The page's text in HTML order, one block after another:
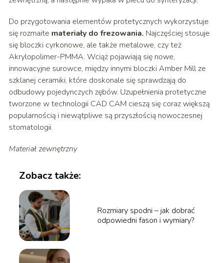
Do przygotowania elementów protetycznych wykorzystuje
się rozmaite materiały do frezowania. Najczęściej stosuje
się bloczki cyrkonowe, ale także metalowe, czy też
Akrylopolimer-PMMA. Wciąż pojawiają się nowe,
innowacyjne surowce, między innymi bloczki Amber Mill ze
szklanej ceramiki, które doskonale się sprawdzają do
odbudowy pojedynczych zębów. Uzupełnienia protetyczne
tworzone w technologii CAD CAM cieszą się coraz większą
popularnością i niewątpliwe są przyszłością nowoczesnej
stomatologii.
Materiał zewnętrzny
Zobacz także:
Rozmiary spodni – jak dobrać
odpowiedni fason i wymiary?